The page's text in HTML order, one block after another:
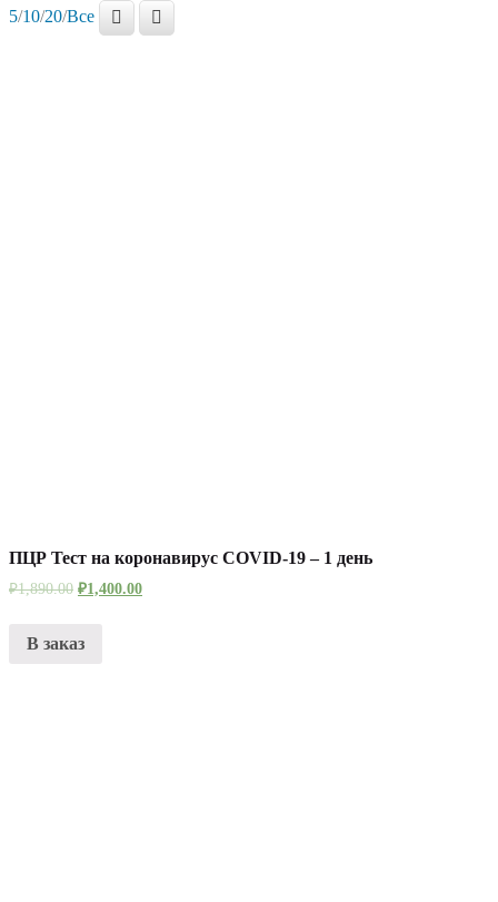
5/10/20/Все
ПЦР Тест на коронавирус COVID-19 – 1 день
₽1,890.00 ₽1,400.00
В заказ